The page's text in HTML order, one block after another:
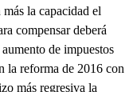
la capacidad el
compensar deberá
de impuestos
la reforma de 2016 con
más regresiva la